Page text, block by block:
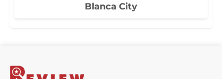
Blanca City